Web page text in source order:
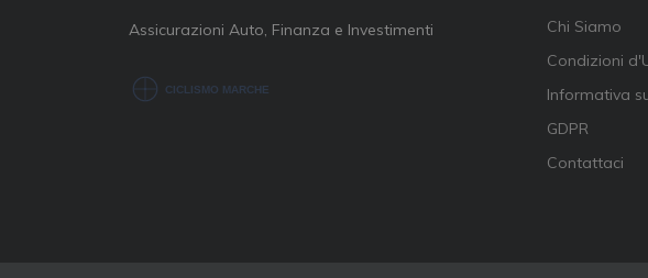
Assicurazioni Auto, Finanza e Investimenti
Chi Siamo
Condizioni
Informativa
GDPR
Contattaci